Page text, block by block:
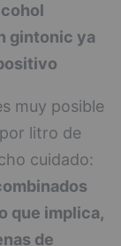
gintonic ya
muy posible
litro de
cuidado:
que implica,
de